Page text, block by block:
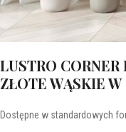
LUSTRO
ZŁOTE WĄSKIE
Dostępne w standardowych